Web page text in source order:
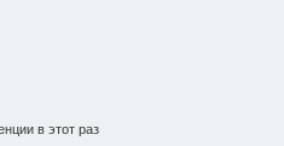
в этот раз